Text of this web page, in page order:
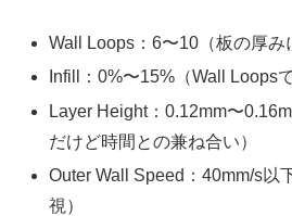
Wall Loops：6〜10（板の厚み
Infill：0%〜15%（Wall Loops
Layer Height：0.12mm〜
だけど時間との兼ね合い）
Outer Wall Speed：40mm/s以
視）